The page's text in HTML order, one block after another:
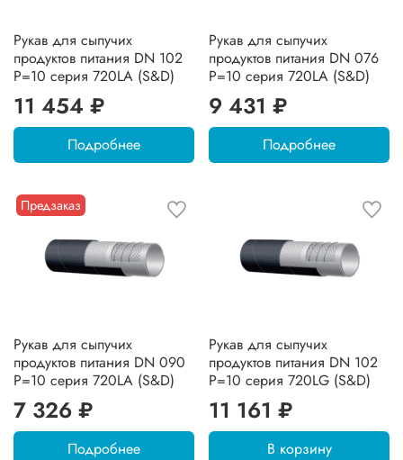
Рукав для сыпучих
продуктов питания DN 102
P=10 серия 720LA (S&D)
11 454 ₽
Подробнее
Рукав для сыпучих
продуктов питания DN 076
P=10 серия 720LA (S&D)
9 431 ₽
Подробнее
Предзаказ
Рукав для сыпучих
продуктов питания DN 090
P=10 серия 720LA (S&D)
7 326 ₽
Подробнее
Рукав для сыпучих
продуктов питания DN 102
P=10 серия 720LG (S&D)
11 161 ₽
В корзину